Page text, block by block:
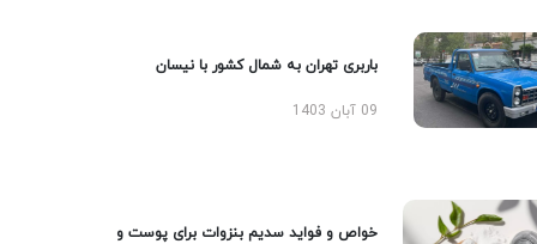
باربری تهران به شمال کشور با نیسان
09 آبان 1403
خواص و فواید سدیم بنزوات برای پوست و